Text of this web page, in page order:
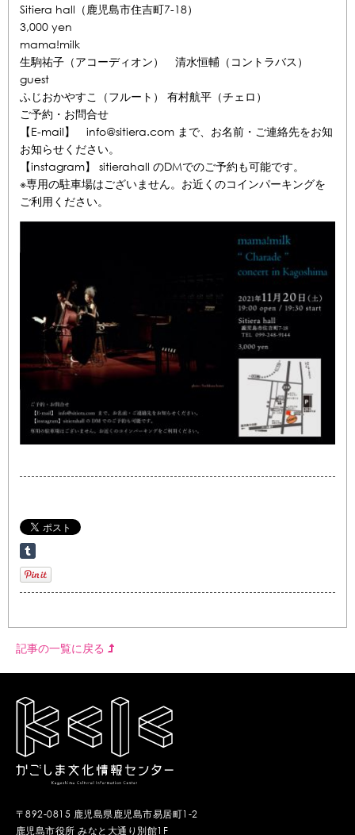
Sitiera hall（鹿児島市住吉町7-18）
3,000 yen
mama!milk
生駒祐子（アコーディオン） 清水恒輔（コントラバス）
guest
ふじおかやすこ（フルート） 有村航平（チェロ）
ご予約・お問合せ
【E-mail】 info@sitiera.com まで、お名前・ご連絡先をお知
お知らせください。
【instagram】 sitierahall のDMでのご予約も可能です。
※専用の駐車場はございません。お近くのコインパーキングを
ご利用ください。
記事の一覧に戻る
〒892-0815 鹿児島県鹿児島市易居町1-2
鹿児島市役所 みなと大通り別館1F